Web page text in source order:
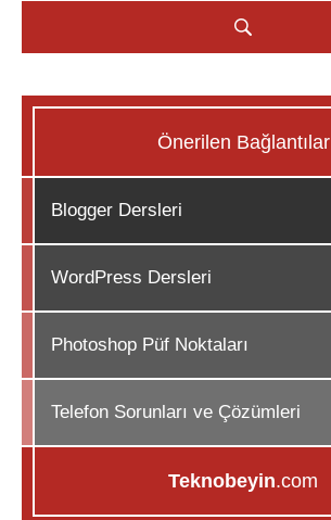
Önerilen Bağlantılar
Blogger Dersleri
WordPress Dersleri
Photoshop Püf Noktaları
Telefon Sorunları ve Çözümleri
Teknobeyin.com